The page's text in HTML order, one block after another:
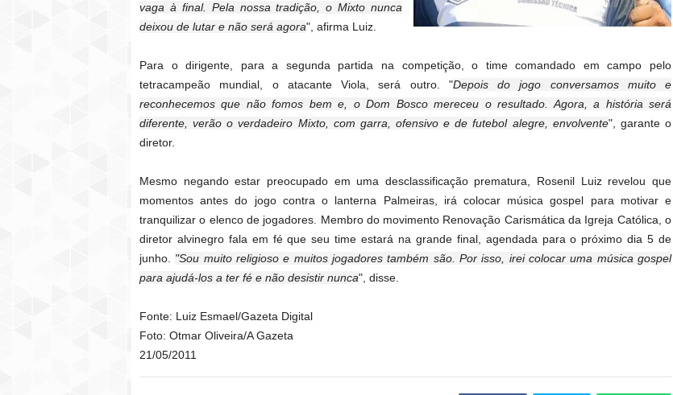
vaga à final. Pela nossa tradição, o Mixto nunca
deixou de lutar e não será agora", afirma Luiz.
Para o dirigente, para a segunda partida na competição, o time comandado em campo pelo
tetracampeão mundial, o atacante Viola, será outro. "Depois do jogo conversamos muito e
reconhecemos que não fomos bem e, o Dom Bosco mereceu o resultado. Agora, a história será
diferente, verão o verdadeiro Mixto, com garra, ofensivo e de futebol alegre, envolvente", garante o
diretor.
Mesmo negando estar preocupado em uma desclassificação prematura, Rosenil Luiz revelou que
momentos antes do jogo contra o lanterna Palmeiras, irá colocar música gospel para motivar e
tranquilizar o elenco de jogadores. Membro do movimento Renovação Carismática da Igreja Católica, o
diretor alvinegro fala em fé que seu time estará na grande final, agendada para o próximo dia 5 de
junho. "Sou muito religioso e muitos jogadores também são. Por isso, irei colocar uma música gospel
para ajudá-los a ter fé e não desistir nunca", disse.
Fonte: Luiz Esmael/Gazeta Digital
Foto: Otmar Oliveira/A Gazeta
21/05/2011